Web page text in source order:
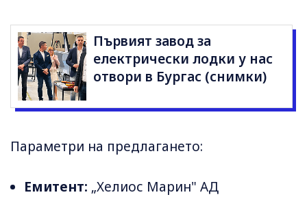
Първият завод за
електрически лодки у нас
отвори в Бургас (снимки)
Параметри на предлагането:
Емитент: „Хелиос Марин" АД